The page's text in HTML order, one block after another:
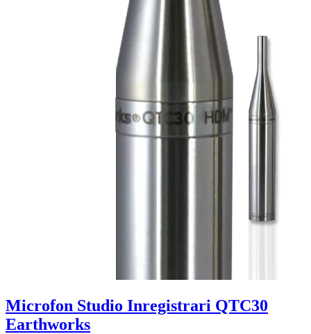
Microfon Studio Inregistrari QTC30
Earthworks